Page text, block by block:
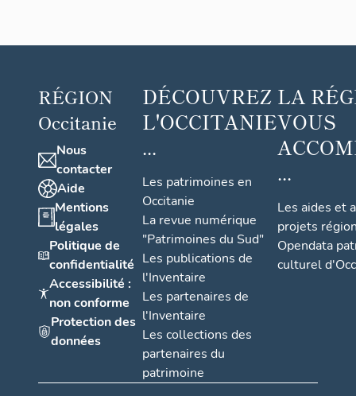
se
RÉGION
Occitanie
Nous
contacter
Aide
Mentions
légales
Politique de
confidentialité
Accessibilité :
non conforme
Protection des
données
DÉCOUVREZ
L'OCCITANIE
...
Les patrimoines en
Occitanie
La revue numérique
"Patrimoines du Sud"
Les publications de
l'Inventaire
Les partenaires de
l'Inventaire
Les collections des
partenaires du
patrimoine
LA
VOUS
...
Les aides et
projets
Opendata
culturel